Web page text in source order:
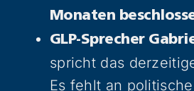
Monaten
GLP-Sprecher
spricht das
Es fehlt an